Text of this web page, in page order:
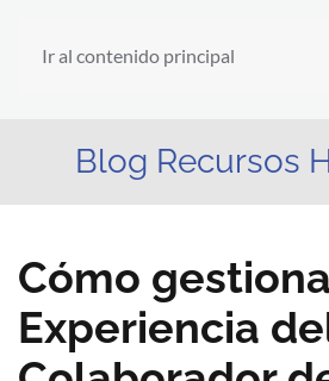
Ir al contenido principal
Blog Recursos
Cómo
Experiencia